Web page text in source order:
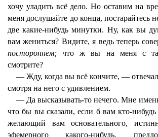
хочу уладить всё дело. Но оставим на
меня дослушайте до конца, постарайтесь
две какие-нибудь минутки. Ну, как вы
вам жениться? Видите, я ведь теперь
постороннем;что ж вы на меня с
смотрите?
— Жду, когда вы всё кончите, — отвечал
смотря на него с удивлением.
— Да высказывать-то нечего. Мне
что бы вы сказали, если б вам кто-
желающий вам основательного,
эфемерного какого-нибудь,